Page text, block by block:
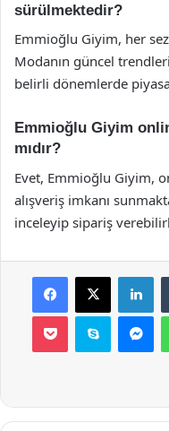
sürülmektedir?
Emmioğlu Giyim, her
Modanın güncel
belirli dönemlerde
Emmioğlu Giyim
mıdır?
Evet, Emmioğlu Giyim,
alışveriş imkanı
inceleyip sipariş
Facebook
X
Pocket Skype